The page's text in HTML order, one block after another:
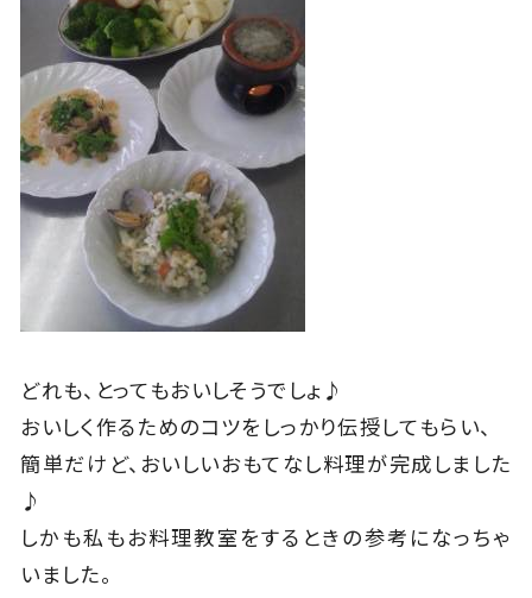
どれも、とってもおいしそうでしょ♪
おいしく作るためのコツをしっかり伝授してもらい、
簡単だけど、おいしいおもてなし料理が完成しました
♪
しかも私もお料理教室をするときの参考になっちゃ
いました。